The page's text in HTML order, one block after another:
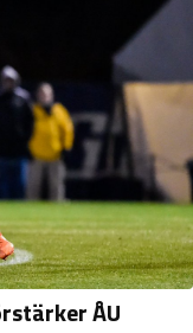
ÅU